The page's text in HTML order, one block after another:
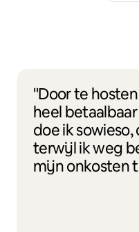
"Door te
heel
doe ik sowieso,
terwijl ik weg
mijn onkosten